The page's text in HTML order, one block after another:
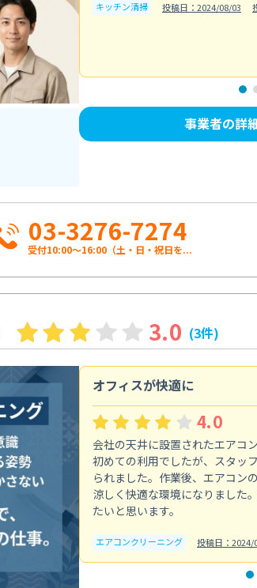
キッチン清掃 投稿日：2024/08/03
事業者の詳
03-3276-7274
受付10:00〜16:00（土・日・祝日を...
3.0 (3件)
オフィスが快適に
4.0
会社の天井に設置されたエアコ
初めての利用でしたが、スタッ
られました。作業後、エアコン
涼しく快適な環境になりました
たいと思います。
エアコンクリーニング 投稿日：2024/